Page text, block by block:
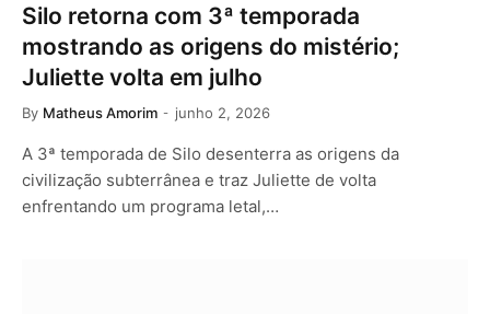
Silo retorna com 3ª temporada
mostrando as origens do mistério;
Juliette volta em julho
By Matheus Amorim junho 2, 2026
A 3ª temporada de Silo desenterra as origens da
civilização subterrânea e traz Juliette de volta
enfrentando um programa letal,…